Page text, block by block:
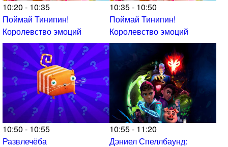
10:20 - 10:35
Поймай Тинипин!
Королевство эмоций
10:35 - 10:50
Поймай Тинипин!
Королевство эмоций
10:50 - 10:55
Развлечёба
10:55 - 11:20
Дэниел Спеллбаунд: